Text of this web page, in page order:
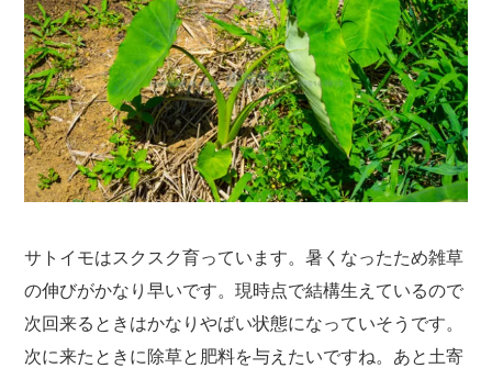
サトイモはスクスク育っています。暑くなったため雑草
の伸びがかなり早いです。現時点で結構生えているので
次回来るときはかなりやばい状態になっていそうです。
次に来たときに除草と肥料を与えたいですね。あと土寄